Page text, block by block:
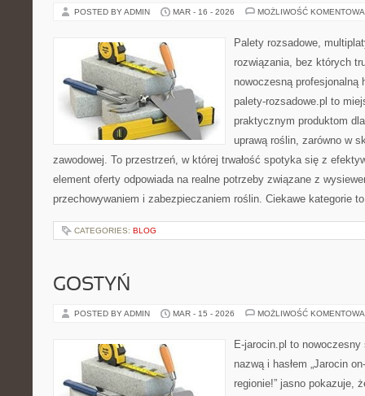
POSTED BY ADMIN MAR - 16 - 2026 MOŻLIWOŚĆ
Palety rozsadowe,
rozwiązania, bez których
nowoczesną profesjonalną
palety-rozsadowe.pl to
praktycznym produktom
uprawą roślin, zarówno w
zawodowej. To przestrzeń, w której trwałość spotyka się z
element oferty odpowiada na realne potrzeby związane z
przechowywaniem i zabezpieczaniem roślin. Ciekawe kategorie
CATEGORIES: BLOG
GOSTYŃ
POSTED BY ADMIN MAR - 15 - 2026 MOŻLIWOŚĆ
E-jarocin.pl to
nazwą i hasłem „Jarocin
regionie!” jasno pokazuje,